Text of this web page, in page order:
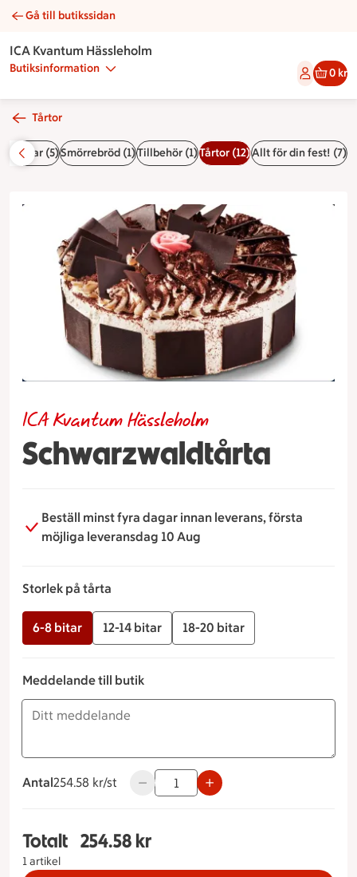
Schwarzwaldtårta | Catering ICA Kvantum Hässleholm
Gå till butikssidan
ICA Kvantum Hässleholm
Butiksinformation 0 kr
Tårtor
(5)Smörrebröd (1)Tillbehör (1)Tårtor (12)Allt för din fest! (7)
Schwarzwaldtårta
ICA Kvantum Hässleholm
Beställ minst fyra dagar innan leverans, första
möjliga leveransdag 10 Aug
Storlek på tårta
6-8 bitar 12-14 bitar 18-20 bitar
Meddelande till butik
Antal
254.58 kronor styck
254.58 kr/st Använd knapparna för att minska
Totalt
1 artikel
Totalt 1 stycken Schwarzwaldtårta Storlek på
254.58 kr